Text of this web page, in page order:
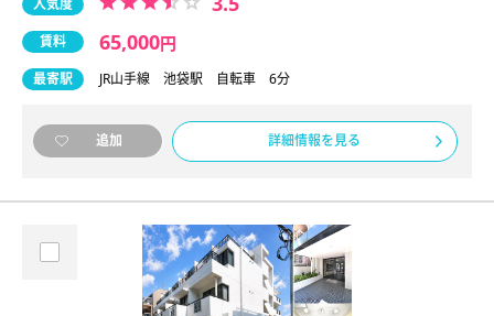
人気度
賃料 65,000円
最寄駅 JR山手線 池袋駅 自転車 6分
追加 詳細情報を見る